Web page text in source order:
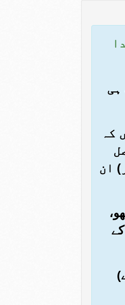
ہی
کہ
ان